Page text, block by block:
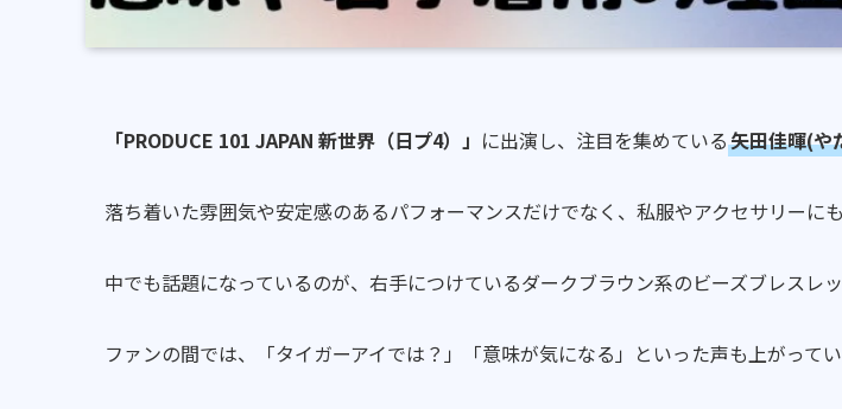
「PRODUCE 101 JAPAN 新世界（日プ4）」 に出演し、注目を集めている矢田佳暉(や
落ち着いた雰囲気や安定感のあるパフォーマンスだけでなく、私服やアクセサリーにも
中でも話題になっているのが、右手につけているダークブラウン系のビーズブレスレッ
ファンの間では、「タイガーアイでは？」「意味が気になる」といった声も上がってい